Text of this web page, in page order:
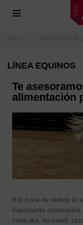
LÍNEA EQUINOS
Te
alimentación
A la hora de definir la
importante
cada día, su edad,